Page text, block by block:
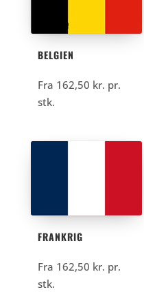
BELGIEN
Fra 162,50 kr. pr.
stk.
FRANKRIG
Fra 162,50 kr. pr.
stk.